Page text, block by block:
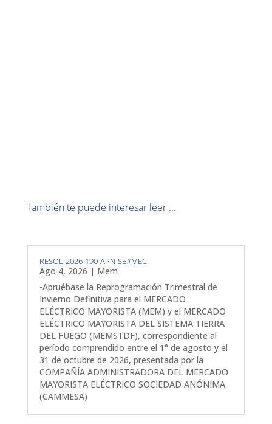
También te puede interesar leer ...
RESOL-2026-190-APN-SE#MEC
Ago 4, 2026 | Mem
-Apruébase la Reprogramación Trimestral de
Invierno Definitiva para el MERCADO
ELÉCTRICO MAYORISTA (MEM) y el MERCADO
ELÉCTRICO MAYORISTA DEL SISTEMA TIERRA
DEL FUEGO (MEMSTDF), correspondiente al
período comprendido entre el 1° de agosto y el
31 de octubre de 2026, presentada por la
COMPAÑÍA ADMINISTRADORA DEL MERCADO
MAYORISTA ELÉCTRICO SOCIEDAD ANÓNIMA
(CAMMESA)